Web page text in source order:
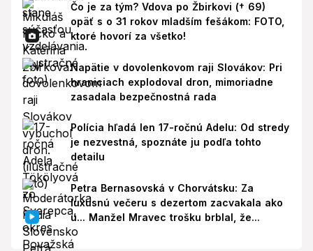
Čo je za tým? Vdova po Žbirkovi († 69)
opäť s o 31 rokov mladším fešákom: FOTO,
ktoré hovorí za všetko!
Napätie v dovolenkovom raji Slovákov: Pri
hraniciach explodoval dron, mimoriadne
zasadala bezpečnostná rada
Polícia hľadá len 17-ročnú Adelu: Od stredy
je nezvestná, spoznáte ju podľa tohto
detailu
Petra Bernasovská v Chorvátsku: Za
luxusnú večeru s dezertom zacvakala ako
u... Manžel Mravec trošku brblal, že...